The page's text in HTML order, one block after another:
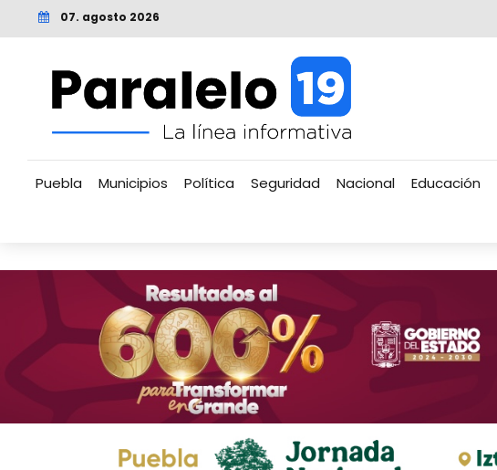
07. agosto 2026
Puebla Municipios Política Seguridad Nacional Educación